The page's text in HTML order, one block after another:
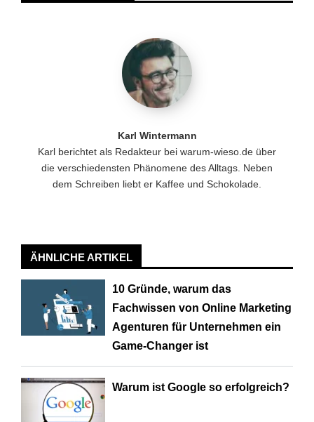
Karl Wintermann
Karl berichtet als Redakteur bei warum-wieso.de über
die verschiedensten Phänomene des Alltags. Neben
dem Schreiben liebt er Kaffee und Schokolade.
ÄHNLICHE ARTIKEL
10 Gründe, warum das
Fachwissen von Online Marketing
Agenturen für Unternehmen ein
Game-Changer ist
Warum ist Google so erfolgreich?